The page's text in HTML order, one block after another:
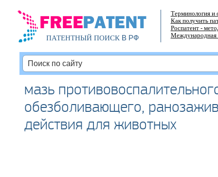
ПАТЕНТНЫЙ ПОИСКВ РФ
Терминология и
Как получить
Роспатент -
Международная
мазь
обезболивающего,
действия для животных